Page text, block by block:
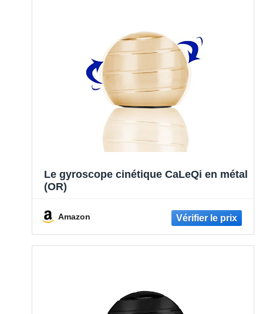
Le gyroscope cinétique CaLeQi en métal
(OR)
Amazon